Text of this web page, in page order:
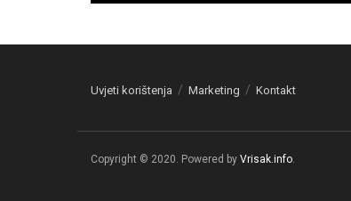
Uvjeti korištenja Marketing Kontakt
Copyright © 2020. Powered by Vrisak.info.